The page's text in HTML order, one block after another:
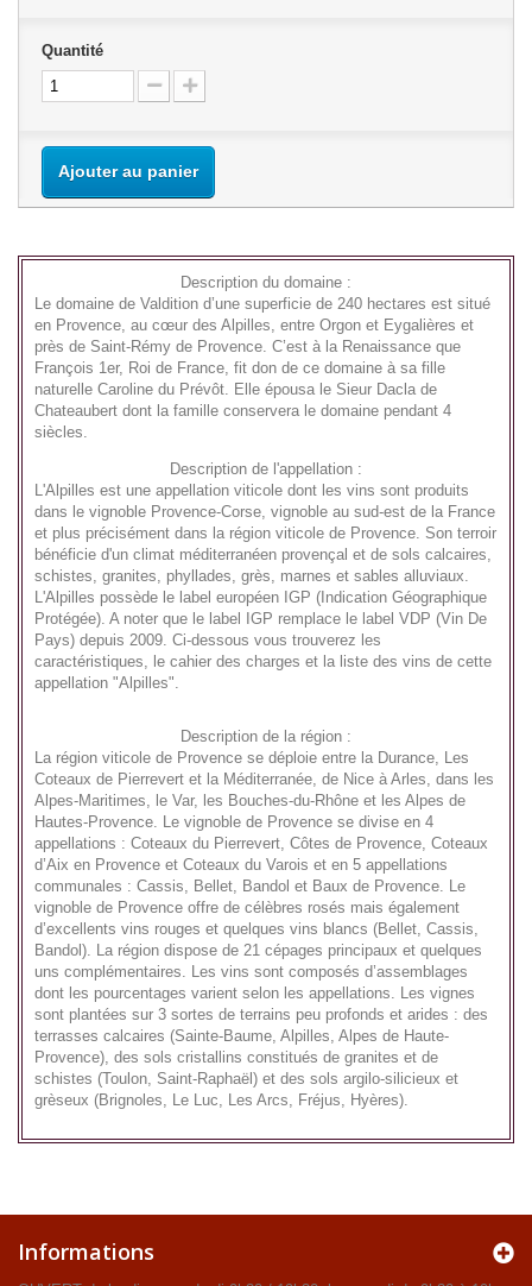
Quantité
Ajouter au panier
Description du domaine :
Le domaine de Valdition d’une superficie de 240 hectares est situé
en Provence, au cœur des Alpilles, entre Orgon et Eygalières et
près de Saint-Rémy de Provence. C’est à la Renaissance que
François 1er, Roi de France, fit don de ce domaine à sa fille
naturelle Caroline du Prévôt. Elle épousa le Sieur Dacla de
Chateaubert dont la famille conservera le domaine pendant 4
siècles.
Description de l'appellation :
L'Alpilles est une appellation viticole dont les vins sont produits
dans le vignoble Provence-Corse, vignoble au sud-est de la France
et plus précisément dans la région viticole de Provence. Son terroir
bénéficie d'un climat méditerranéen provençal et de sols calcaires,
schistes, granites, phyllades, grès, marnes et sables alluviaux.
L'Alpilles possède le label européen IGP (Indication Géographique
Protégée). A noter que le label IGP remplace le label VDP (Vin De
Pays) depuis 2009. Ci-dessous vous trouverez les
caractéristiques, le cahier des charges et la liste des vins de cette
appellation "Alpilles"
Description de la région :
La région viticole de Provence se déploie entre la Durance, Les
Coteaux de Pierrevert et la Méditerranée, de Nice à Arles, dans les
Alpes-Maritimes, le Var, les Bouches-du-Rhône et les Alpes de
Hautes-Provence. Le vignoble de Provence se divise en 4
appellations : Coteaux du Pierrevert, Côtes de Provence, Coteaux
d’Aix en Provence et Coteaux du Varois et en 5 appellations
communales : Cassis, Bellet, Bandol et Baux de Provence. Le
vignoble de Provence offre de célèbres rosés mais également
d’excellents vins rouges et quelques vins blancs (Bellet, Cassis,
Bandol). La région dispose de 21 cépages principaux et quelques
uns complémentaires. Les vins sont composés d’assemblages
dont les pourcentages varient selon les appellations. Les vignes
sont plantées sur 3 sortes de terrains peu profonds et arides : des
terrasses calcaires (Sainte-Baume, Alpilles, Alpes de Haute-
Provence), des sols cristallins constitués de granites et de
schistes (Toulon, Saint-Raphaël) et des sols argilo-silicieux et
grèseux (Brignoles, Le Luc, Les Arcs, Fréjus, Hyères).
Informations